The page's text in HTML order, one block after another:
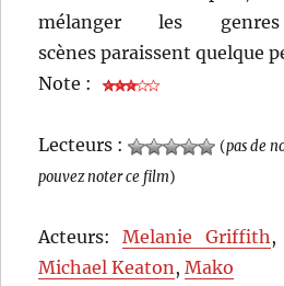
mélanger les
scènes paraissent quelque
Note :
Lecteurs : (pas de
pouvez noter ce film)
Acteurs:Melanie Griffith,
Michael Keaton,Mako